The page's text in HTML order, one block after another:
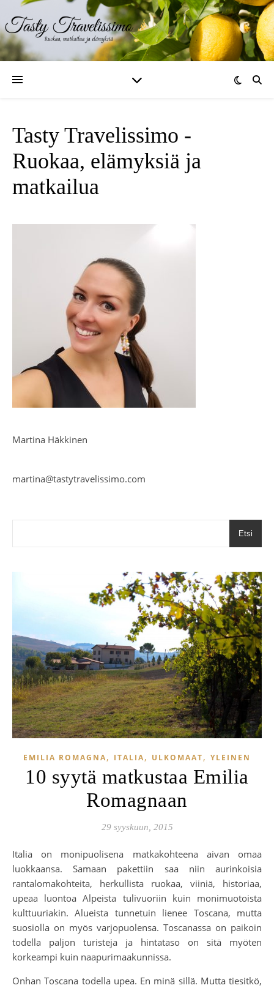
Tasty Travelissimo -
Ruokaa, elämyksiä ja
matkailua
Martina Häkkinen
martina@tastytravelissimo.com
Etsi
EMILIA ROMAGNA, ITALIA, ULKOMAAT, YLEINEN
10 syytä matkustaa Emilia
Romagnaan
29 syyskuun, 2015
Italia on monipuolisena matkakohteena aivan omaa
luokkaansa. Samaan pakettiin saa niin aurinkoisia
rantalomakohteita, herkullista ruokaa, viiniä, historiaa,
upeaa luontoa Alpeista tulivuoriin kuin monimuotoista
kulttuuriakin. Alueista tunnetuin lienee Toscana, mutta
suosiolla on myös varjopuolensa. Toscanassa on paikoin
todella paljon turisteja ja hintataso on sitä myöten
korkeampi kuin naapurimaakunnissa.
Onhan Toscana todella upea. En minä sillä. Mutta tiesitkö,